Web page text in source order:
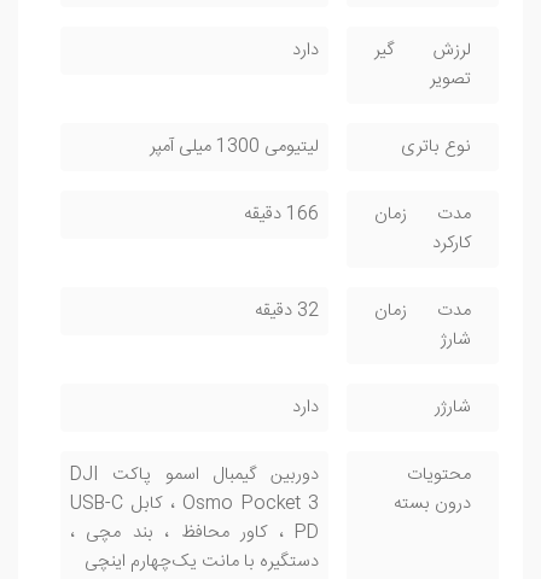
لرزش گیر
تصویر
دارد
نوع باتری لیتیومی 1300 میلی آمپر
مدت زمان
کارکرد
166 دقیقه
مدت زمان
شارژ
32 دقیقه
شارژر دارد
محتویات
درون بسته
دوربین گیمبال اسمو پاکت DJI
Osmo Pocket 3 ، کابل USB-C
PD ، کاور محافظ ، بند مچی ،
دستگیره با مانت یک‌چهارم اینچی